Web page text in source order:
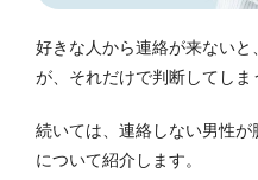
好きな人から連絡が来ない
が、それだけで判断してしま
続いては、連絡しない男性
について紹介します。